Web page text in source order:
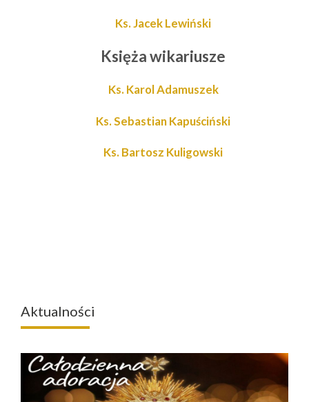
Ks. Jacek Lewiński
Księża wikariusze
Ks. Karol Adamuszek
Ks. Sebastian Kapuściński
Ks. Bartosz Kuligowski
Aktualności